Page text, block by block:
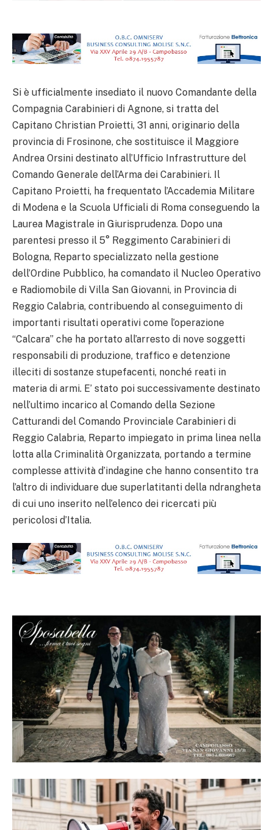
Si è ufficialmente insediato il nuovo Comandante della
Compagnia Carabinieri di Agnone, si tratta del
Capitano Christian Proietti, 31 anni, originario della
provincia di Frosinone, che sostituisce il Maggiore
Andrea Orsini destinato all’Ufficio Infrastrutture del
Comando Generale dell’Arma dei Carabinieri. Il
Capitano Proietti, ha frequentato l’Accademia Militare
di Modena e la Scuola Ufficiali di Roma conseguendo la
Laurea Magistrale in Giurisprudenza. Dopo una
parentesi presso il 5° Reggimento Carabinieri di
Bologna, Reparto specializzato nella gestione
dell’Ordine Pubblico, ha comandato il Nucleo Operativo
e Radiomobile di Villa San Giovanni, in Provincia di
Reggio Calabria, contribuendo al conseguimento di
importanti risultati operativi come l’operazione
“Calcara” che ha portato all’arresto di nove soggetti
responsabili di produzione, traffico e detenzione
illeciti di sostanze stupefacenti, nonché reati in
materia di armi. E’ stato poi successivamente destinato
nell’ultimo incarico al Comando della Sezione
Catturandi del Comando Provinciale Carabinieri di
Reggio Calabria, Reparto impiegato in prima linea nella
lotta alla Criminalità Organizzata, portando a termine
complesse attività d’indagine che hanno consentito tra
l’altro di individuare due superlatitanti della ndrangheta
di cui uno inserito nell’elenco dei ricercati più
pericolosi d’Italia.